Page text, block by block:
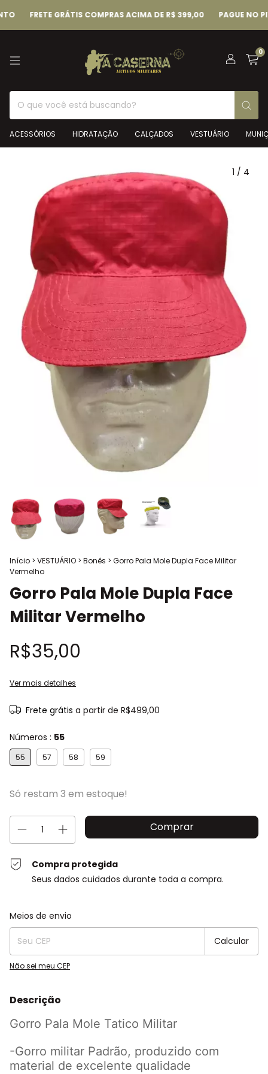
FRETE GRÁTIS COMPRAS ACIMA DE R$ 399,00 PAGUE NO PIX E
0
ACESSÓRIOS HIDRATAÇÃO CALÇADOS VESTUÁRIO
1 / 4
Início > VESTUÁRIO > Bonês > Gorro Pala Mole Dupla Face Militar
Vermelho
Gorro Pala Mole Dupla Face
Militar Vermelho
R$35,00
Ver mais detalhes
Frete grátis a partir de R$499,00
Números : 55
55 57 58 59
Só restam 3 em estoque!
Compra protegida
Seus dados cuidados durante toda a compra.
Entregas para o CEP:
Meios de envio
Calcular
Não sei meu CEP
Descrição
Gorro Pala Mole Tatico Militar
-Gorro militar Padrão, produzido com
material de excelente qualidade